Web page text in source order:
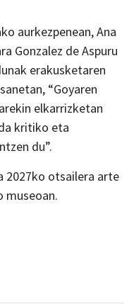
aurkezpenean, Ana
Gonzalez de Aspuru
erakusketaren
“Goyaren
elkarrizketan
kritiko eta
du”.
2027ko otsailera arte
museoan.